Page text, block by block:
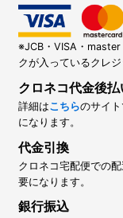
※JCB・VISA・
クが入っているクレ
クロネコ代金後
詳細はこちらのサイ
になります。
代金引換
クロネコ宅配便での
要になります。
銀行振込